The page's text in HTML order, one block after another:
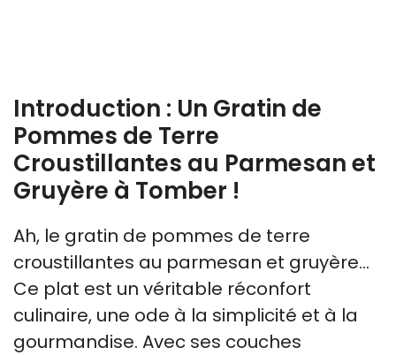
Introduction : Un Gratin de
Pommes de Terre
Croustillantes au Parmesan et
Gruyère à Tomber !
Ah, le gratin de pommes de terre
croustillantes au parmesan et gruyère…
Ce plat est un véritable réconfort
culinaire, une ode à la simplicité et à la
gourmandise. Avec ses couches